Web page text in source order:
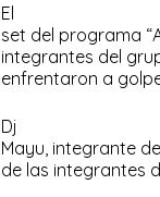
El
set del programa
integrantes del
enfrentaron a
Dj
Mayu, integrante
de las integrantes